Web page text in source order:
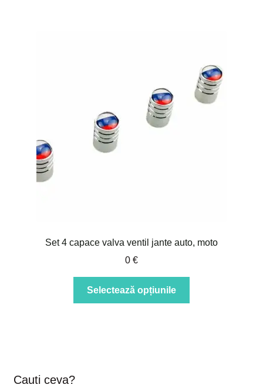
pot
alese
Set 4 capace valva ventil jante auto, moto
0 €
Selectează opțiunile
Cauti ceva?